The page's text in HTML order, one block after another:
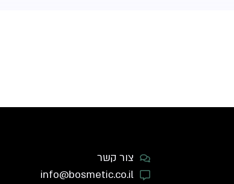
צור קשר
info@bosmetic.co.il